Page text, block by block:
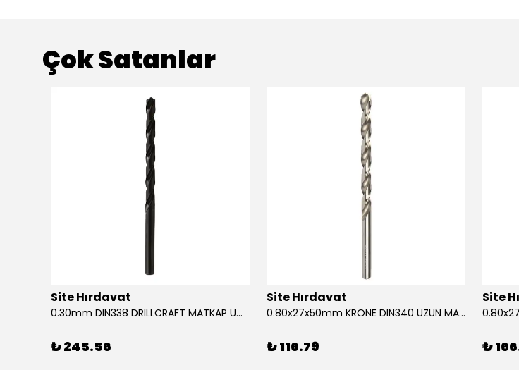
Çok Satanlar
Site Hırdavat
0.30mm DIN338 DRILLCRAFT MATKAP UCU HSS 10 Adet
₺ 245.56
Site Hırdavat
0.80x27x50mm KRONE DIN340 UZUN MATKAP UCU HSS 10 Adet
₺ 116.79
Site
₺